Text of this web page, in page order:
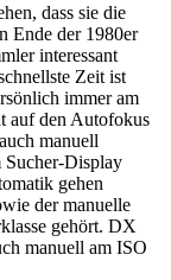
dass sie die
Ende der 1980er
interessant
Zeit ist
immer am
auf den Autofokus
manuell
Sucher-Display
gehen
der manuelle
gehört. DX
manuell am ISO